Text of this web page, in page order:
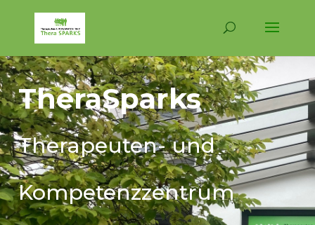
TheraSparks
Therapeuten- und
Kompetenzzentrum